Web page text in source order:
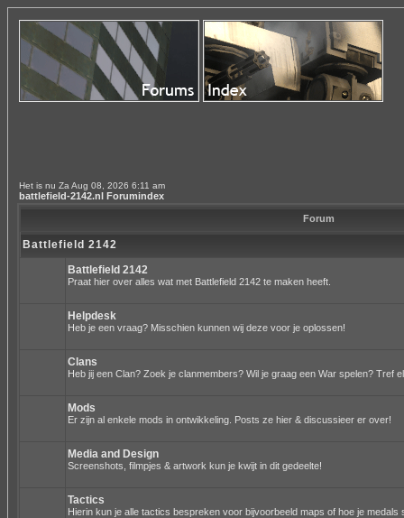
Het is nu Za Aug 08, 2026 6:11 am
battlefield-2142.nl Forumindex
Forum
Battlefield 2142
Battlefield 2142
Praat hier over alles wat met Battlefield 2142 te maken heeft.
Helpdesk
Heb je een vraag? Misschien kunnen wij deze voor je oplossen!
Clans
Heb jij een Clan? Zoek je clanmembers? Wil je graag een War spelen? Tref
Mods
Er zijn al enkele mods in ontwikkeling. Posts ze hier & discussieer er over!
Media and Design
Screenshots, filmpjes & artwork kun je kwijt in dit gedeelte!
Tactics
Hierin kun je alle tactics bespreken voor bijvoorbeeld maps of hoe je medals